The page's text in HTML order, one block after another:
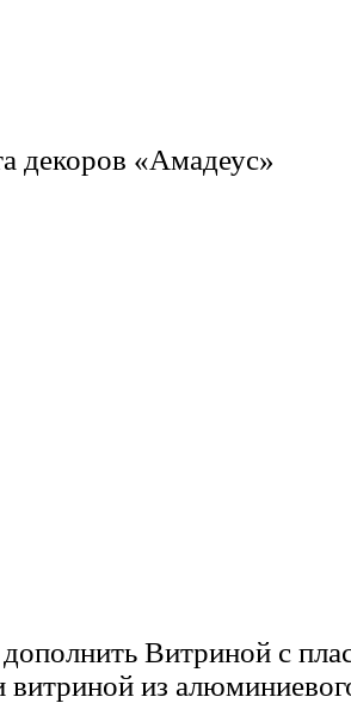
декоров «Амадеус»
Витриной с
из